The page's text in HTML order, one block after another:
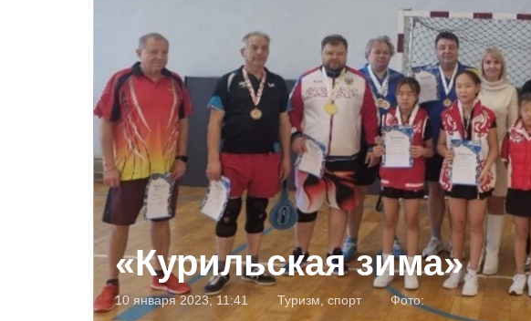
«Курильская зима»
10 января 2023, 11:41 Туризм, спорт Фото: